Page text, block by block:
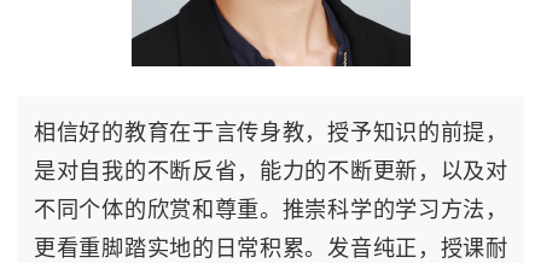
相信好的教育在于言传身教，授予知识的前提，
是对自我的不断反省，能力的不断更新，以及对
不同个体的欣赏和尊重。推崇科学的学习方法，
更看重脚踏实地的日常积累。发音纯正，授课耐